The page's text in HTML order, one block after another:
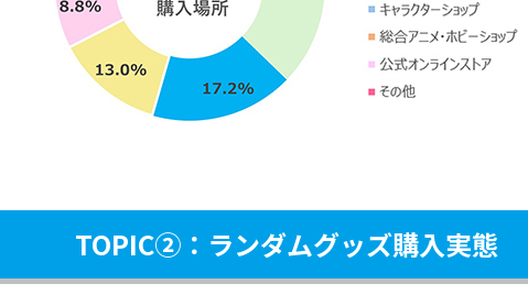
TOPIC②：ランダムグッズ購入実態